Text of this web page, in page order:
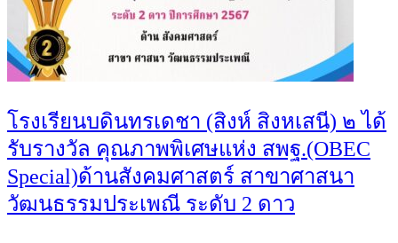
โรงเรียนบดินทรเดชา (สิงห์ สิงหเสนี) ๒ ได้
รับรางวัล คุณภาพพิเศษแห่ง สพฐ.(OBEC
Special)ด้านสังคมศาสตร์ สาขาศาสนา
วัฒนธรรมประเพณี ระดับ 2 ดาว